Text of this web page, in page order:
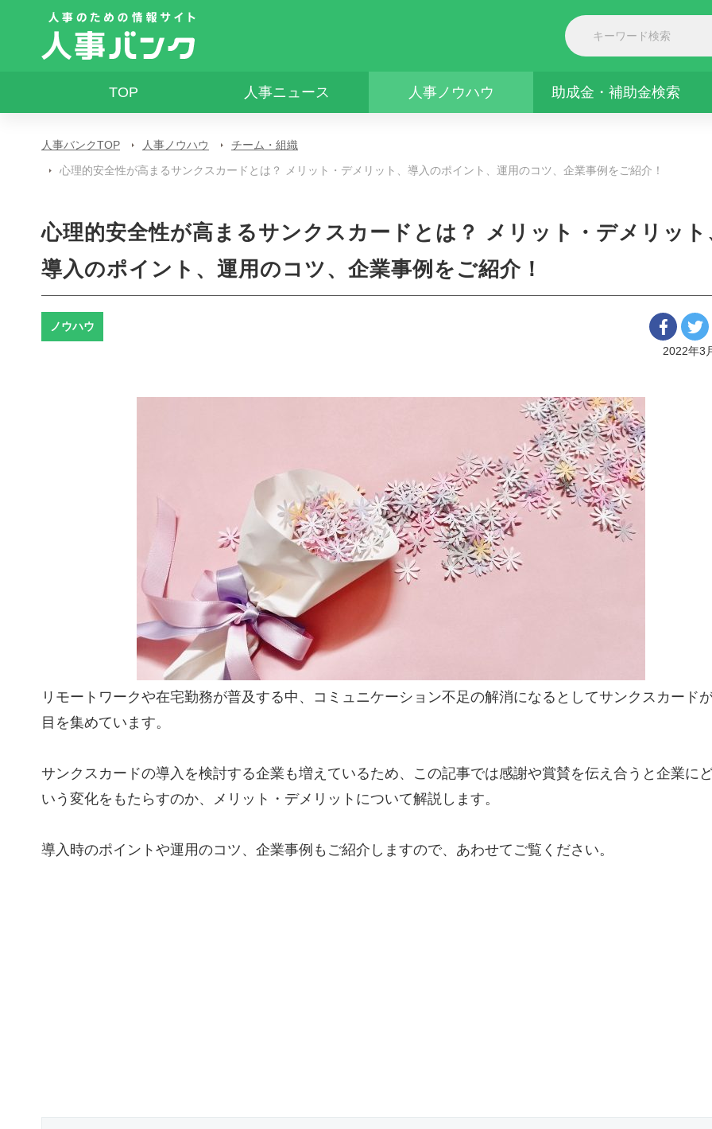
TOP 人事ニュース 人事ノウハウ 助成金・補助金検索
人事バンクTOP 人事ノウハウ
チーム・組織
心理的安全性が高まるサンクスカードとは？ メリット・デメリット、導入のポイント、運用のコツ、企業事例をご紹介！
心理的安全性が高まるサンクスカードとは？ メリット・デメリット
導入のポイント、運用のコツ、企業事例をご紹介！
ノウハウ
2022年3
リモートワークや在宅勤務が普及する中、コミュニケーション不足の解消になるとしてサンクスカード
目を集めています。
サンクスカードの導入を検討する企業も増えているため、この記事では感謝や賞賛を伝え合うと企業に
いう変化をもたらすのか、メリット・デメリットについて解説します。
導入時のポイントや運用のコツ、企業事例もご紹介しますので、あわせてご覧ください。